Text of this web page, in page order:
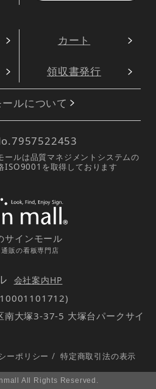
カート
領収書発行
ルについて
7957522453
ールは品質マネジメントシステムの
ISO9001を取得しております
サインモール
販の看板専門店
会社案内HP
大塚3-37-5 大塚台パークサイ
ーポリシー / 特定商取引法の表示
All Rights Reserved.